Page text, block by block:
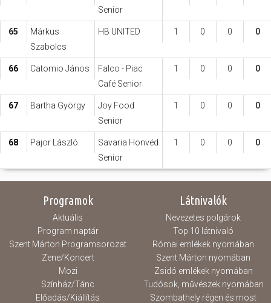
Senior
65
Márkus
Szabolcs
HB UNITED 1 0 0 0
66 Catomio János
Falco - Piac
Café Senior
1 0 0 0
67 Bartha György
Joy Food
Senior
1 0 0 0
68 Pajor László
Savaria Honvéd
Senior
1 0 0 0
Programok
Aktuális
Program naptár
Szent Márton Programsorozat
Zene/Koncert
Mozi
Színház/Tánc
Előadás/Kiállítás
Látnivalók
Nevezetes polgárok
Top 10 látnivaló
Római emlékek nyomában
Szent Márton nyomában
Zsidó emlékek nyomában
Tudósok, művészek nyomában
Szombathely régen és most